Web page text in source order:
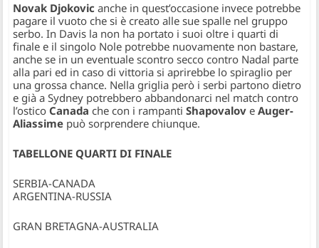
Novak Djokovic anche in quest’occasione invece potrebbe
pagare il vuoto che si è creato alle sue spalle nel gruppo
serbo. In Davis la non ha portato i suoi oltre i quarti di
finale e il singolo Nole potrebbe nuovamente non bastare,
anche se in un eventuale scontro secco contro Nadal parte
alla pari ed in caso di vittoria si aprirebbe lo spiraglio per
una grossa chance. Nella griglia però i serbi partono dietro
e già a Sydney potrebbero abbandonarci nel match contro
l’osticoCanada che con i rampantiShapovaloveAuger-
Aliassime può sorprendere chiunque.
TABELLONE QUARTI DI FINALE
SERBIA-CANADA
ARGENTINA-RUSSIA
GRAN BRETAGNA-AUSTRALIA